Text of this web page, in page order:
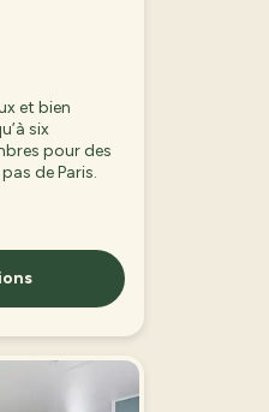
et bien
six
pour des
de Paris.